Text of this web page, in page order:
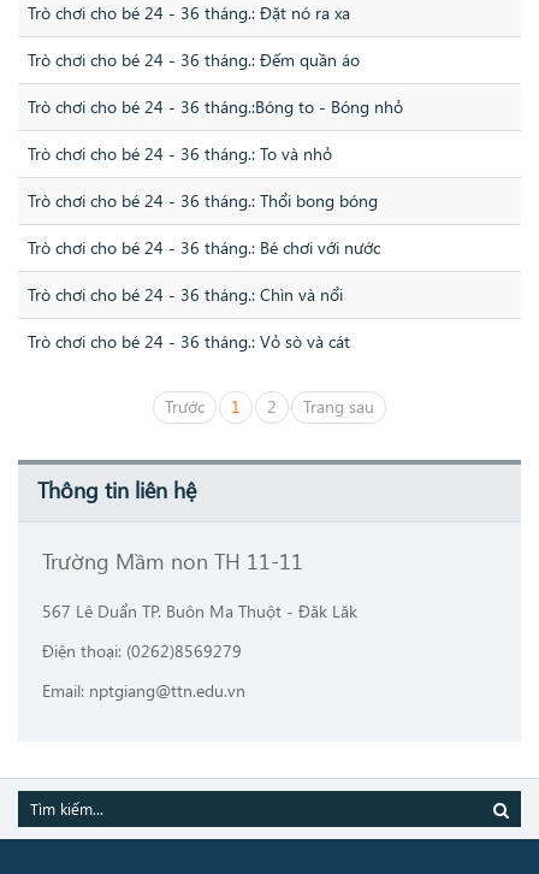
Trò chơi cho bé 24 - 36 tháng.: Đặt nó ra xa
Trò chơi cho bé 24 - 36 tháng.: Đếm quần áo
Trò chơi cho bé 24 - 36 tháng.:Bóng to - Bóng nhỏ
Trò chơi cho bé 24 - 36 tháng.: To và nhỏ
Trò chơi cho bé 24 - 36 tháng.: Thổi bong bóng
Trò chơi cho bé 24 - 36 tháng.: Bé chơi với nước
Trò chơi cho bé 24 - 36 tháng.: Chìn và nổi
Trò chơi cho bé 24 - 36 tháng.: Vỏ sò và cát
Trước 1 2 Trang sau
Thông tin liên hệ
Trường Mầm non TH 11-11
567 Lê Duẩn TP. Buôn Ma Thuột - Đăk Lăk
Điện thoại: (0262)8569279
Email: nptgiang@ttn.edu.vn